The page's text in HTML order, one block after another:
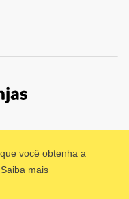
você obtenha a
Saiba mais